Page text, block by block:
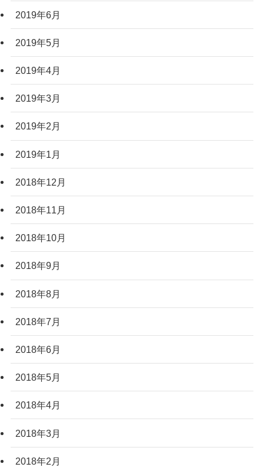
2019年6月
2019年5月
2019年4月
2019年3月
2019年2月
2019年1月
2018年12月
2018年11月
2018年10月
2018年9月
2018年8月
2018年7月
2018年6月
2018年5月
2018年4月
2018年3月
2018年2月